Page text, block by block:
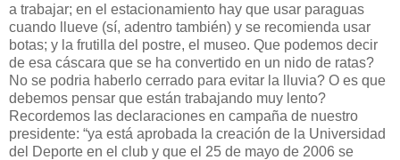
a trabajar; en el estacionamiento hay que usar paraguas
cuando llueve (sí, adentro también) y se recomienda usar
botas; y la frutilla del postre, el museo. Que podemos decir
de esa cáscara que se ha convertido en un nido de ratas?
No se podria haberlo cerrado para evitar la lluvia? O es que
debemos pensar que están trabajando muy lento?
Recordemos las declaraciones en campaña de nuestro
presidente: “ya está aprobada la creación de la Universidad
del Deporte en el club y que el 25 de mayo de 2006 se